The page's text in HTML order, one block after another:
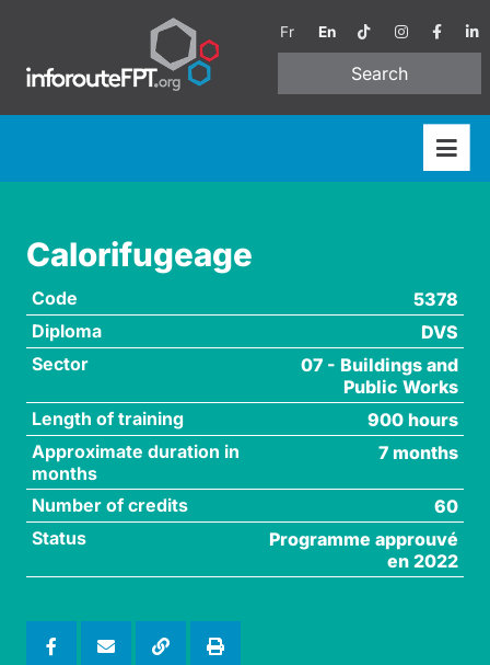
Fr En
Search
Calorifugeage
Code
5378
Diploma
DVS
Sector
07 - Buildings and
Public Works
Length of training
900 hours
Approximate duration in
months
7 months
Number of credits
60
Status
Programme approuvé
en 2022